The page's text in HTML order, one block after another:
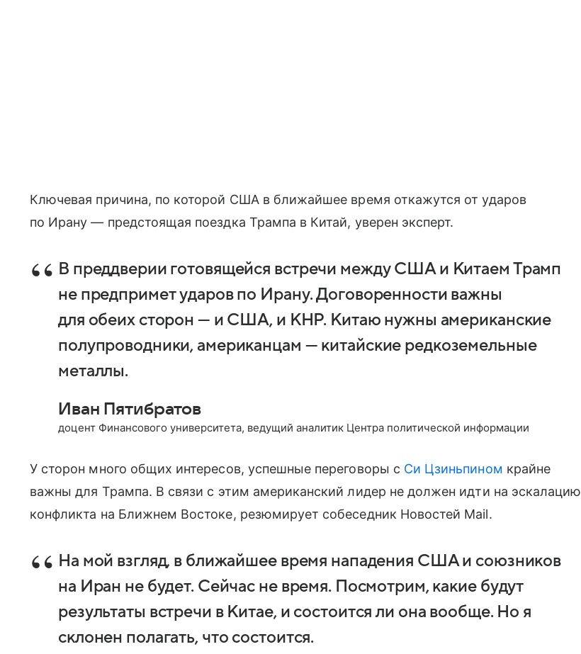
Ключевая причина, по которой США в ближайшее время откажутся от ударов
по Ирану — предстоящая поездка Трампа в Китай, уверен эксперт.
В преддверии готовящейся встречи между США и Китаем Трамп
не предпримет ударов по Ирану. Договоренности важны
для обеих сторон — и США, и КНР. Китаю нужны американские
полупроводники, американцам — китайские редкоземельные
металлы.
Иван Пятибратов
доцент Финансового университета, ведущий аналитик Центра политической информации
У сторон много общих интересов, успешные переговоры с Си Цзиньпином крайне
важны для Трампа. В связи с этим американский лидер не должен идти на эскалацию
конфликта на Ближнем Востоке, резюмирует собеседник Новостей Mail.
На мой взгляд, в ближайшее время нападения США и союзников
на Иран не будет. Сейчас не время. Посмотрим, какие будут
результаты встречи в Китае, и состоится ли она вообще. Но я
склонен полагать, что состоится.